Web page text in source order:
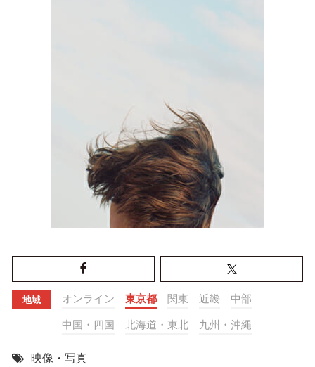
地域 オンライン 東京都 関東 近畿 中部
中国・四国 北海道・東北 九州・沖縄
映像・写真